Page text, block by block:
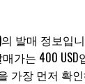
발매 정보입
매가는 400
가장 먼저 확